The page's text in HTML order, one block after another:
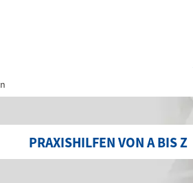
PRAXISHILFEN VON A BIS Z